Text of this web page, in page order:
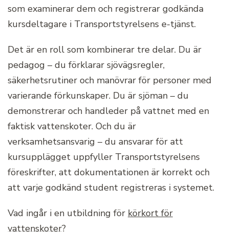
som examinerar dem och registrerar godkända
kursdeltagare i Transportstyrelsens e-tjänst.
Det är en roll som kombinerar tre delar. Du är
pedagog – du förklarar sjövägsregler,
säkerhetsrutiner och manövrar för personer med
varierande förkunskaper. Du är sjöman – du
demonstrerar och handleder på vattnet med en
faktisk vattenskoter. Och du är
verksamhetsansvarig – du ansvarar för att
kursupplägget uppfyller Transportstyrelsens
föreskrifter, att dokumentationen är korrekt och
att varje godkänd student registreras i systemet.
Vad ingår i en utbildning för körkort för
vattenskoter?